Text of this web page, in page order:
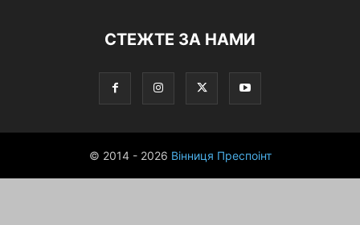
СТЕЖТЕ ЗА НАМИ
© 2014 - 2026 Вінниця Преспоінт